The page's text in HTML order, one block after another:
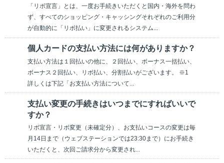
「リボ宣言」とは、一度お手続きいただくと国内・海外を問わ
ず、すべてのショッピング・キャッシングそれぞれのご利用分
が自動的に「リボ払い」に変更されるシステム...
個人カードの支払い方法には何がありますか？
支払い方法は１回払いの他に、２回払い、ボーナス一括払い、
ボーナス２回払い、リボ払い、分割払いがございます。 ※1
詳しくは下記「お支払い方法について...
支払い変更の手続きはいつまでにすればいいで
すか？
リボ宣言・リボ変更（未確定分）、お支払いコースの変更は毎
月14日まで（ウェブステーションでは23:30まで）にお手続き
いただくと、次回ご請求分から変更され...